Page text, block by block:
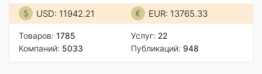
USD: 11942.21 EUR: 13765.33
Товаров: 1785
Компаний: 5033
Услуг: 22
Публикаций: 948